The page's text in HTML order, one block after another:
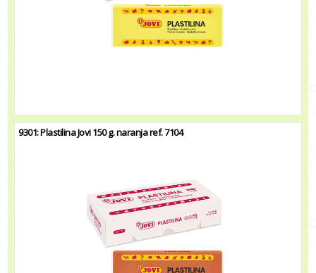
9301: Plastilina Jovi 150 g. naranja ref. 7104